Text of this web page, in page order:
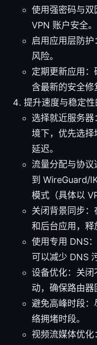
使用强密码与双
VPN 账户安全。
启用应用层防
风险。
定期更新应用
含最新的安全修
提升速度与稳定
选择就近服务
境下，优先选
延迟。
流量分配与协
到 WireGuard/
模式（具体以
关闭背景同步
和后台应用，释
使用专用 DNS
可以减少 DNS
设备优化：关闭
动，确保路由器
避免高峰时段：
络拥堵时段。
视频流媒体优化